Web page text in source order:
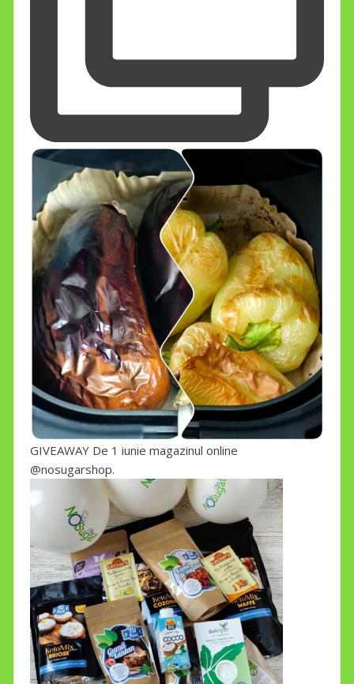
GIVEAWAY De 1 iunie magazinul online
@nosugarshop.